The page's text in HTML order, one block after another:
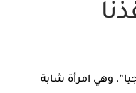
وهي امرأة شابة